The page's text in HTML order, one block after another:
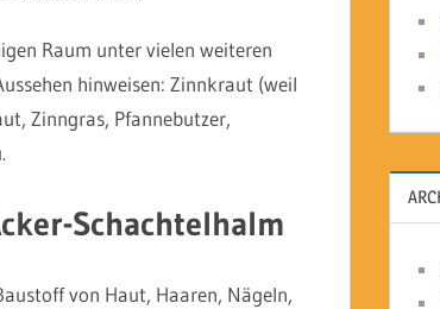
Raum unter vielen weiteren
hinweisen: Zinnkraut (weil
Zinngras, Pfannebutzer,
Schachtelhalm
von Haut, Haaren, Nägeln,